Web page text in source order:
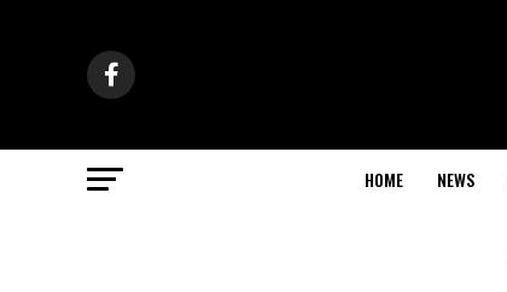
HOME NEWS